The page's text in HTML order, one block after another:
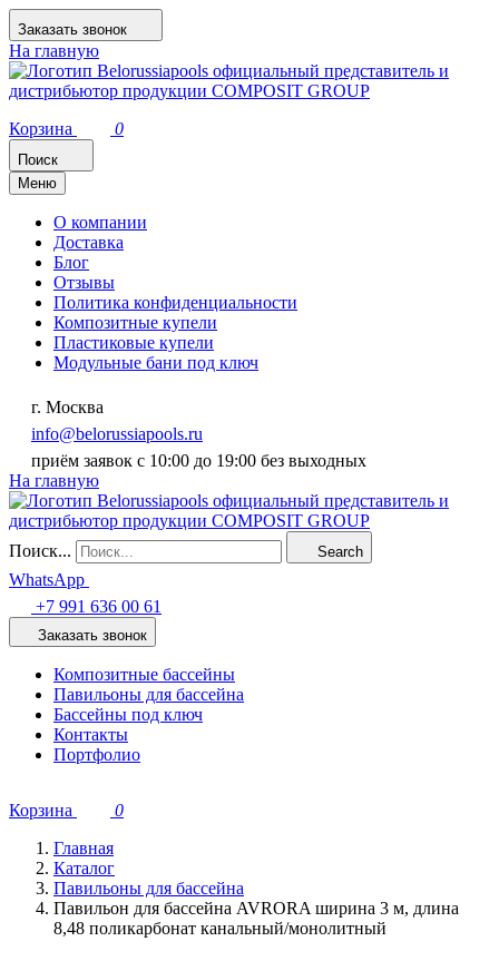
Заказать звонок
На главную
Корзина 0
Поиск
Меню
О компании
Доставка
Блог
Отзывы
Политика конфиденциальности
Композитные купели
Пластиковые купели
Модульные бани под ключ
г. Москва
info@belorussiapools.ru
приём заявок с 10:00 до 19:00 без выходных
На главную
Поиск... Search
WhatsApp
+7 991 636 00 61
Заказать звонок
Композитные бассейны
Павильоны для бассейна
Бассейны под ключ
Контакты
Портфолио
Корзина
0
Главная
Каталог
Павильоны для бассейна
Павильон для бассейна AVRORA ширина 3 м, длина
8,48 поликарбонат канальный/монолитный